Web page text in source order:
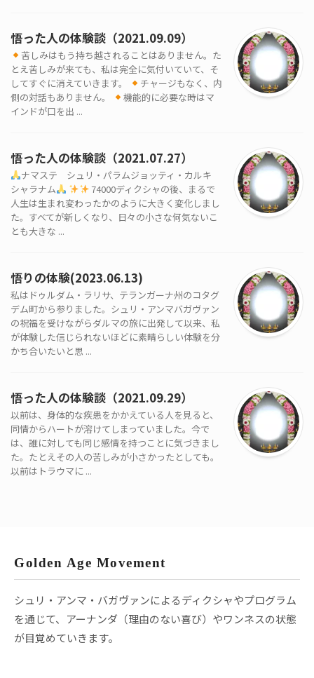
悟った人の体験談（2021.09.09）
苦しみはもう持ち越されることはありません。た
とえ苦しみが来ても、私は完全に気付いていて、そ
してすぐに消えていきます。
チャージもなく、内
側の対話もありません。
機能的に必要な時はマ
インドが口を出 ...
悟った人の体験談（2021.07.27）
ナマステ シュリ・パラムジョッティ・カルキ
シャラナム
74000ディクシャの後、まるで
人生は生まれ変わったかのように大きく変化しまし
た。すべてが新しくなり、日々の小さな何気ないこ
とも大きな ...
悟りの体験(2023.06.13)
私はドゥルダム・ラリサ、テランガーナ州のコタグ
デム町から参りました。シュリ・アンマバガヴァン
の祝福を受けながらダルマの旅に出発して以来、私
が体験した信じられないほどに素晴らしい体験を分
かち合いたいと思 ...
悟った人の体験談（2021.09.29）
以前は、身体的な疾患をかかえている人を見ると、
同情からハートが溶けてしまっていました。今で
は、誰に対しても同じ感情を持つことに気づきまし
た。たとえその人の苦しみが小さかったとしても。
以前はトラウマに ...
Golden Age Movement
シュリ・アンマ・バガヴァンによるディクシャやプログラム
を通じて、アーナンダ（理由のない喜び）やワンネスの状態
が目覚めていきます。